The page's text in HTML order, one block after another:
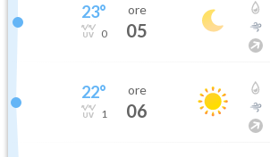
23°
0
ore
05
22°
1
ore
06